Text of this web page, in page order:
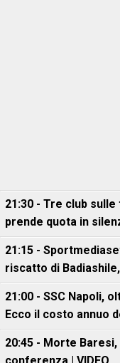
21:30 - Tre club
prende quota in
21:15 -
riscatto di
21:00 - SSC Napoli,
Ecco il costo annuo
20:45 - Morte